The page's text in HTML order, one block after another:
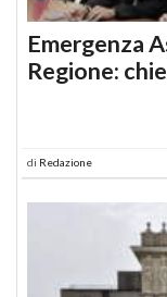
Emergenza
Regione:
di Redazione